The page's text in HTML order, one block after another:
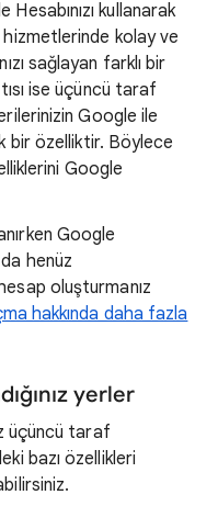
kullanarak
kolay ve
sağlayan farklı bir
ise üçüncü taraf
Google ile
bir özelliktir. Böylece
Google
Google
henüz
oluşturmanız
hakkında daha fazla
yerler
üçüncü taraf
bazı özellikleri